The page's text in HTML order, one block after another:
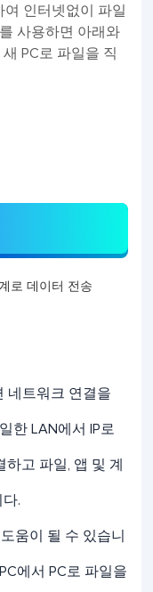
여 인터넷없이 파일
사용하면 아래와
PC로 파일을 직
로 데이터 전송
네트워크 연결을
한 LAN에서 IP로
고 파일, 앱 및 계
.
움이 될 수 있습니
에서 PC로 파일을